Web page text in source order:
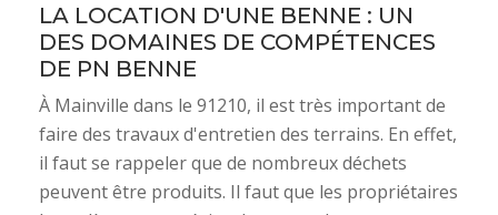
LA LOCATION D'UNE BENNE : UN
DES DOMAINES DE COMPÉTENCES
DE PN BENNE
À Mainville dans le 91210, il est très important de
faire des travaux d'entretien des terrains. En effet,
il faut se rappeler que de nombreux déchets
peuvent être produits. Il faut que les propriétaires